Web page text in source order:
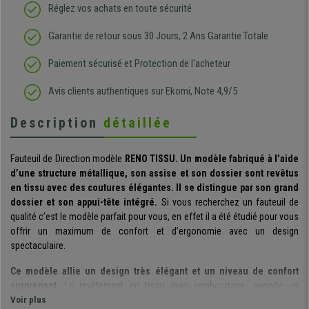
Réglez vos achats en toute sécurité
Garantie de retour sous 30 Jours, 2 Ans Garantie Totale
Paiement sécurisé et Protection de l'acheteur
Avis clients authentiques sur Ekomi, Note 4,9/5
Description détaillée
Fauteuil de Direction modèle RENO TISSU. Un modèle fabriqué à l’aide
d’une structure métallique, son assise et son dossier sont revêtus
en tissu avec des coutures élégantes. Il se distingue par son grand
dossier et son appui-tête intégré. Si vous recherchez un fauteuil de
qualité c’est le modèle parfait pour vous, en effet il a été étudié pour vous
offrir un maximum de confort et d’ergonomie avec un design
spectaculaire.
Ce modèle allie un design très élégant et un niveau de confort
surprenant . Le revêtement en tissu avec rembourrage, apporte un
confort et favorise une bonne circulation de l’air. Cette chaise est
Voir plus